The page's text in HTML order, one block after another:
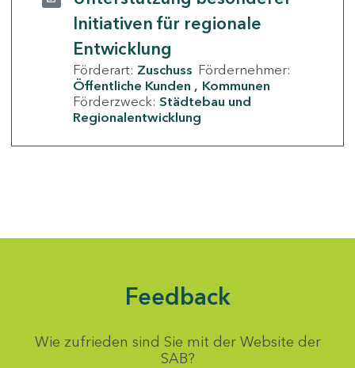
Initiativen für regionale
Entwicklung
Förderart: Zuschuss Fördernehmer:
Öffentliche Kunden
Kommunen
Förderzweck: Städtebau und
Regionalentwicklung
Feedback
Wie zufrieden sind Sie mit der Website der
SAB?